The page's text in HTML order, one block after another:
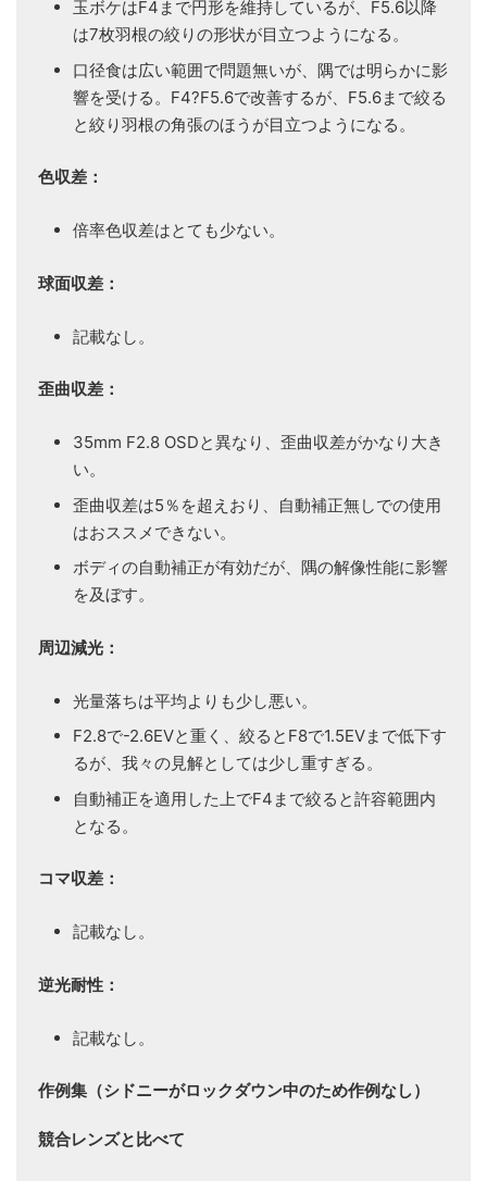
玉ボケはF4まで円形を維持しているが、F5.6以降
は7枚羽根の絞りの形状が目立つようになる。
口径食は広い範囲で問題無いが、隅では明らかに影
響を受ける。F4?F5.6で改善するが、F5.6まで絞る
と絞り羽根の角張のほうが目立つようになる。
色収差：
倍率色収差はとても少ない。
球面収差：
記載なし。
歪曲収差：
35mm F2.8 OSDと異なり、歪曲収差がかなり大き
い。
歪曲収差は5％を超えおり、自動補正無しでの使用
はおススメできない。
ボディの自動補正が有効だが、隅の解像性能に影響
を及ぼす。
周辺減光：
光量落ちは平均よりも少し悪い。
F2.8で-2.6EVと重く、絞るとF8で1.5EVまで低下す
るが、我々の見解としては少し重すぎる。
自動補正を適用した上でF4まで絞ると許容範囲内
となる。
コマ収差：
記載なし。
逆光耐性：
記載なし。
作例集（シドニーがロックダウン中のため作例なし）
競合レンズと比べて